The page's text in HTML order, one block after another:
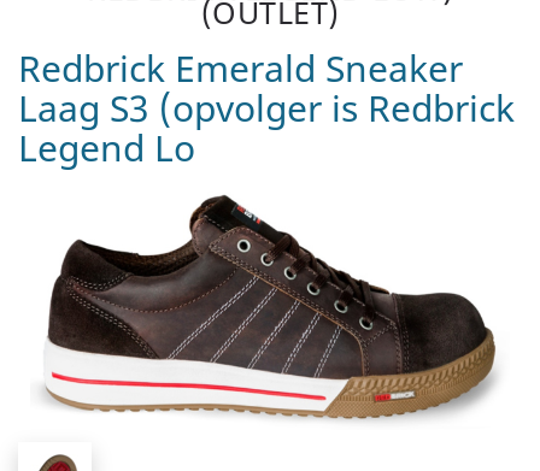
(OUTLET)
Redbrick Emerald Sneaker
Laag S3 (opvolger is Redbrick
Legend Lo